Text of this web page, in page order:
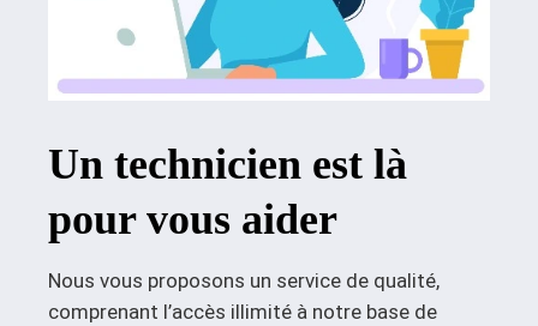
Un technicien est là
pour vous aider
Nous vous proposons un service de qualité,
comprenant l’accès illimité à notre base de